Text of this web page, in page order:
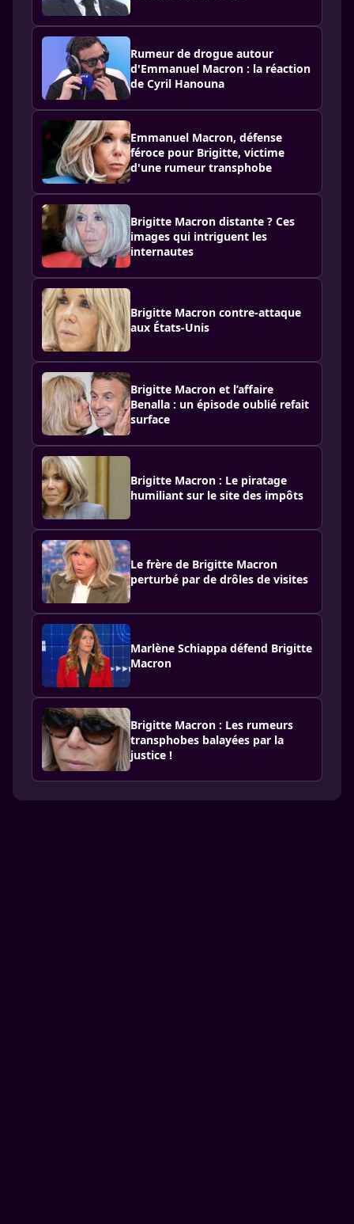
Rumeur de drogue autour
d'Emmanuel Macron : la réaction
de Cyril Hanouna
Emmanuel Macron, défense
féroce pour Brigitte, victime
d'une rumeur transphobe
Brigitte Macron distante ? Ces
images qui intriguent les
internautes
Brigitte Macron contre-attaque
aux États-Unis
Brigitte Macron et l’affaire
Benalla : un épisode oublié refait
surface
Brigitte Macron : Le piratage
humiliant sur le site des impôts
Le frère de Brigitte Macron
perturbé par de drôles de visites
Marlène Schiappa défend Brigitte
Macron
Brigitte Macron : Les rumeurs
transphobes balayées par la
justice !